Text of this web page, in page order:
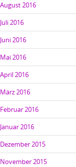
August 2016
Juli 2016
Juni 2016
Mai 2016
April 2016
März 2016
Februar 2016
Januar 2016
Dezember 2015
November 2015